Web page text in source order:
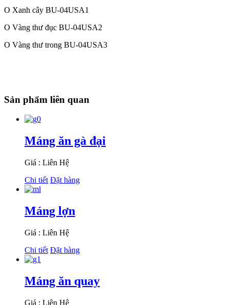
О Xanh cây BU-04USA1
О Vàng thư đục BU-04USA2
О Vàng thư trong BU-04USA3
Sản phẩm liên quan
Máng ăn gà đại
Giá : Liên Hệ
Chi tiết Đặt hàng
Máng lợn
Giá : Liên Hệ
Chi tiết Đặt hàng
Máng ăn quay
Giá : Liên Hệ